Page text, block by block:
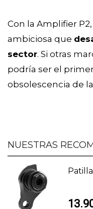
Con la Amplifier
ambiciosa que
sector. Si otras
podría ser el
obsolescencia de
NUESTRAS